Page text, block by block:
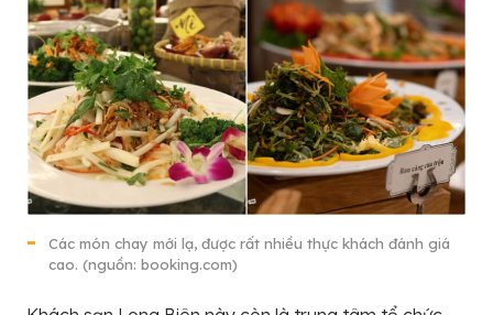
Các món chay mới lạ, được rất nhiều thực khách đánh giá
cao. (nguồn: booking.com)